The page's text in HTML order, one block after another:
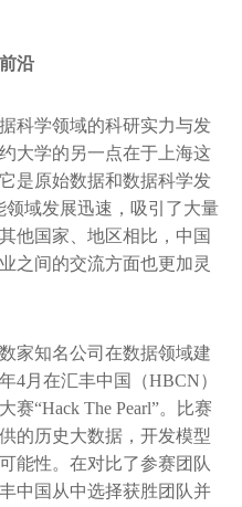
沿
科学领域的科研实力与发
大学的另一点在于上海这
是原始数据和数据科学发
领域发展迅速，吸引了大量
他国家、地区相比，中国
之间的交流方面也更加灵
家知名公司在数据领域建
4月在汇丰中国（HBCN）
“Hack The Pearl”。比赛
的历史大数据，开发模型
能性。在对比了参赛团队
中国从中选择获胜团队并